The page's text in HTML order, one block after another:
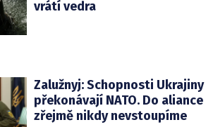
vrátí vedra
Zalužnyj: Schopnosti Ukrajiny
překonávají NATO. Do aliance
zřejmě nikdy nevstoupíme